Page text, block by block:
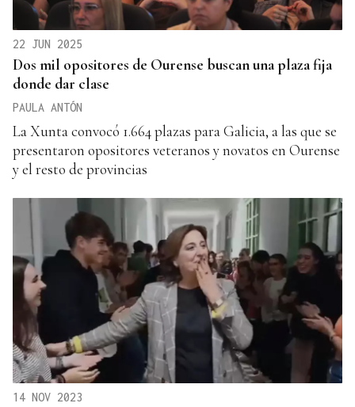
22 JUN 2025
Dos mil opositores de Ourense buscan una plaza fija
donde dar clase
PAULA ANTÓN
La Xunta convocó 1.664 plazas para Galicia, a las que se
presentaron opositores veteranos y novatos en Ourense
y el resto de provincias
14 NOV 2023